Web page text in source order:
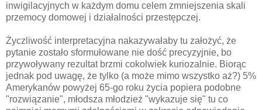
inwigilacyjnych w każdym domu celem zmniejszenia skali
przemocy domowej i działalności przestępczej.
Życzliwość interpretacyjna nakazywałaby tu założyć, że
pytanie zostało sformułowane nie dość precyzyjnie, bo
przywoływany rezultat brzmi cokolwiek kuriozalnie. Biorąc
jednak pod uwagę, że tylko (a może mimo wszystko aż?) 5%
Amerykanów powyżej 65-go roku życia popiera podobne
"rozwiązanie", młodsza młodzież "wykazuje się" tu co